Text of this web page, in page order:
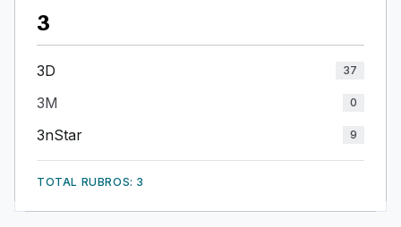
3
3D 37
3M 0
3nStar 9
TOTAL RUBROS: 3